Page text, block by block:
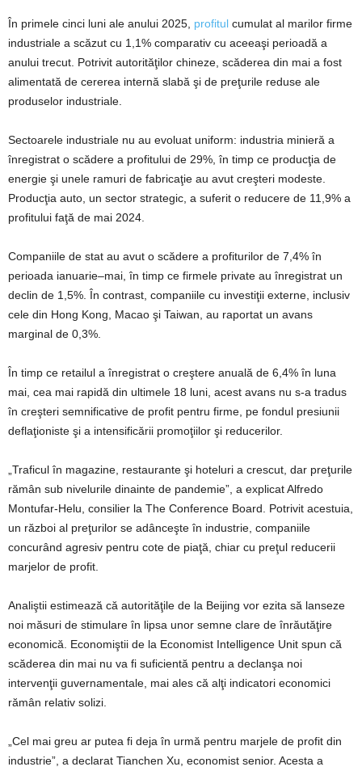
În primele cinci luni ale anului 2025, profitul cumulat al marilor firme
industriale a scăzut cu 1,1% comparativ cu aceeaşi perioadă a
anului trecut. Potrivit autorităţilor chineze, scăderea din mai a fost
alimentată de cererea internă slabă şi de preţurile reduse ale
produselor industriale.
Sectoarele industriale nu au evoluat uniform: industria minieră a
înregistrat o scădere a profitului de 29%, în timp ce producţia de
energie şi unele ramuri de fabricaţie au avut creşteri modeste.
Producţia auto, un sector strategic, a suferit o reducere de 11,9% a
profitului faţă de mai 2024.
Companiile de stat au avut o scădere a profiturilor de 7,4% în
perioada ianuarie–mai, în timp ce firmele private au înregistrat un
declin de 1,5%. În contrast, companiile cu investiţii externe, inclusiv
cele din Hong Kong, Macao şi Taiwan, au raportat un avans
marginal de 0,3%.
În timp ce retailul a înregistrat o creştere anuală de 6,4% în luna
mai, cea mai rapidă din ultimele 18 luni, acest avans nu s-a tradus
în creşteri semnificative de profit pentru firme, pe fondul presiunii
deflaţioniste şi a intensificării promoţiilor şi reducerilor.
„Traficul în magazine, restaurante şi hoteluri a crescut, dar preţurile
rămân sub nivelurile dinainte de pandemie”, a explicat Alfredo
Montufar-Helu, consilier la The Conference Board. Potrivit acestuia,
un război al preţurilor se adânceşte în industrie, companiile
concurând agresiv pentru cote de piaţă, chiar cu preţul reducerii
marjelor de profit.
Analiştii estimează că autorităţile de la Beijing vor ezita să lanseze
noi măsuri de stimulare în lipsa unor semne clare de înrăutăţire
economică. Economiştii de la Economist Intelligence Unit spun că
scăderea din mai nu va fi suficientă pentru a declanşa noi
intervenţii guvernamentale, mai ales că alţi indicatori economici
rămân relativ solizi.
„Cel mai greu ar putea fi deja în urmă pentru marjele de profit din
industrie”, a declarat Tianchen Xu, economist senior. Acesta a